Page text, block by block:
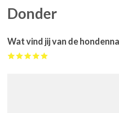
Donder
Wat vind jij van de